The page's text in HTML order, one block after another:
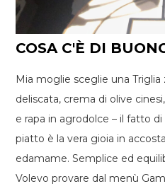
COSA C'È DI
Mia moglie sceglie una
deliscata, crema di olive
e rapa in agrodolce – il fatto
piatto è la vera gioia in
edamame. Semplice ed
Volevo provare dal menù